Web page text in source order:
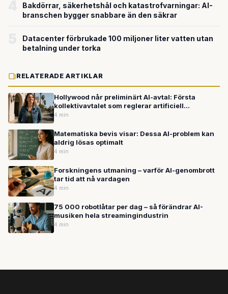
Bakdörrar, säkerhetshål och katastrofvarningar: AI-
branschen bygger snabbare än den säkrar
Datacenter förbrukade 100 miljoner liter vatten utan
betalning under torka
RELATERADE ARTIKLAR
Hollywood når preliminärt AI-avtal: Första
kollektivavtalet som reglerar artificiell
intelligens
4 min
Matematiska bevis visar: Dessa AI-problem kan
aldrig lösas optimalt
4 min
Forskningens utmaning – varför AI-genombrott
tar tid att nå vardagen
4 min
75 000 robotlåtar per dag – så förändrar AI-
musiken hela streamingindustrin
4 min